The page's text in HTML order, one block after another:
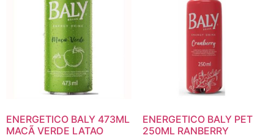
ENERGETICO BALY 473ML
MACÃ VERDE LATAO
ENERGETICO BALY PET
250ML RANBERRY